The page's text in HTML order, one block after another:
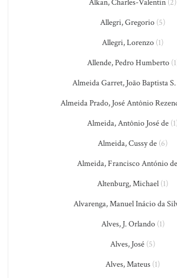
Alkan, Charles-Valentin (2)
Allegri, Gregorio (5)
Allegri, Lorenzo (1)
Allende, Pedro Humberto
Almeida Garret, João Baptista
Almeida Prado, José Antônio
Almeida, Antônio José de
Almeida, Cussy de (6)
Almeida, Francisco António de
Altenburg, Michael (1)
Alvarenga, Manuel Inácio da
Alves, J. Orlando(1)
Alves, José (5)
Alves, Mateus (1)